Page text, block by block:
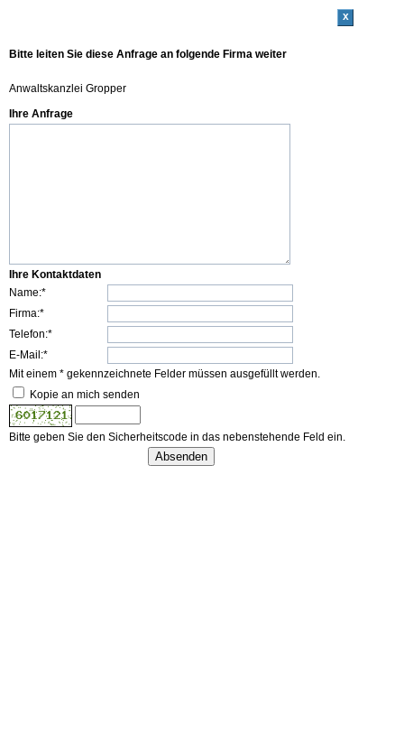
x
Bitte leiten Sie diese Anfrage an folgende Firma weiter
Anwaltskanzlei Gropper
Ihre Anfrage
Ihre Kontaktdaten
Name:*
Firma:*
Telefon:*
E-Mail:*
Mit einem * gekennzeichnete Felder müssen ausgefüllt werden.
Kopie an mich senden
Bitte geben Sie den Sicherheitscode in das nebenstehende Feld ein.